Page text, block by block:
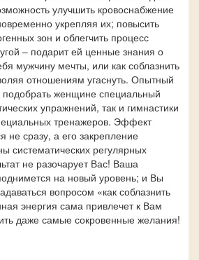
улучшить кровоснабжение
укрепляя их; повысить
зон и облегчить процесс
– подарит ей ценные знания о
мужчину мечты, или как соблазнить
отношениям угаснуть. Опытный
подобрать женщине специальный
упражнений, так и гимнастики
тренажеров. Эффект
не сразу, а его закрепление
систематических регулярных
не разочарует Вас! Ваша
на новый уровень; и Вы
вопросом «как соблазнить
энергия сама привлечет к Вам
даже самые сокровенные желания!